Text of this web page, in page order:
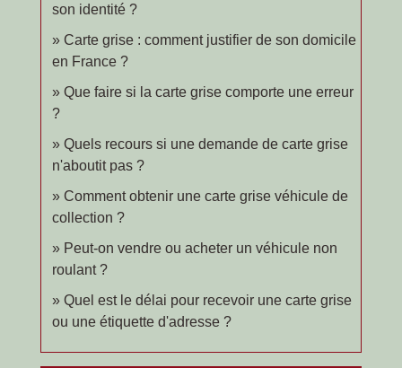
son identité ?
Carte grise : comment justifier de son domicile
en France ?
Que faire si la carte grise comporte une erreur
?
Quels recours si une demande de carte grise
n'aboutit pas ?
Comment obtenir une carte grise véhicule de
collection ?
Peut-on vendre ou acheter un véhicule non
roulant ?
Quel est le délai pour recevoir une carte grise
ou une étiquette d'adresse ?